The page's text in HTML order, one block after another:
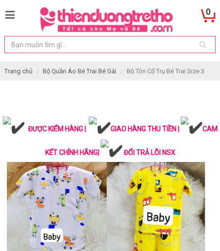
0
Trang chủ Bộ Quần Áo Bé Trai Bé Gái Bộ Tôn Cổ Trụ Bé Trai Size 3
ĐƯỢC KIỂM HÀNG | GIAO HÀNG THU TIỀN | CAM
KẾT CHÍNH HÃNG| ĐỔI TRẢ LỖI NSX